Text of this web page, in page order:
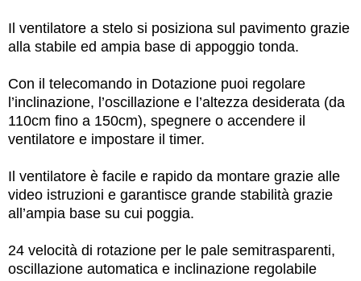
Il ventilatore a stelo si posiziona sul pavimento grazie
alla stabile ed ampia base di appoggio tonda.
Con il telecomando in Dotazione puoi regolare
l’inclinazione, l’oscillazione e l’altezza desiderata (da
110cm fino a 150cm), spegnere o accendere il
ventilatore e impostare il timer.
Il ventilatore è facile e rapido da montare grazie alle
video istruzioni e garantisce grande stabilità grazie
all’ampia base su cui poggia.
24 velocità di rotazione per le pale semitrasparenti,
oscillazione automatica e inclinazione regolabile